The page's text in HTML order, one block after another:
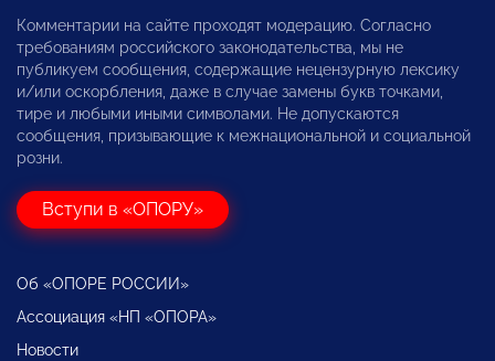
Комментарии на сайте проходят модерацию. Согласно
требованиям российского законодательства, мы не
публикуем сообщения, содержащие нецензурную лексику
и/или оскорбления, даже в случае замены букв точками,
тире и любыми иными символами. Не допускаются
сообщения, призывающие к межнациональной и социальной
розни.
Вступи в «ОПОРУ»
Об «ОПОРЕ РОССИИ»
Ассоциация «НП «ОПОРА»
Новости